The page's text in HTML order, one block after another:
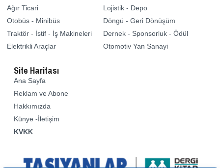
Ağır Ticari
Otobüs - Minibüs
Traktör - İstif - İş Makineleri
Elektrikli Araçlar
Lojistik - Depo
Döngü - Geri Dönüşüm
Dernek - Sponsorluk - Ödül
Otomotiv Yan Sanayi
Site Haritası
Ana Sayfa
Reklam ve Abone
Hakkımızda
Künye -İletişim
KVKK